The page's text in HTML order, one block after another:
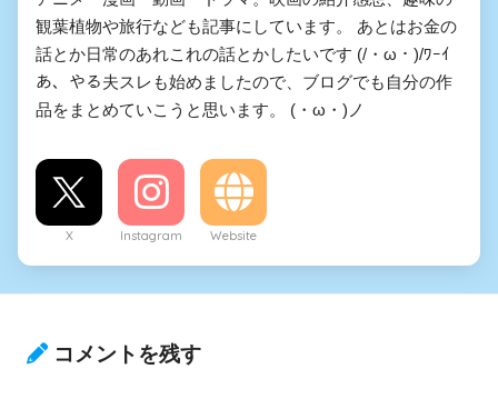
観葉植物や旅行なども記事にしています。 あとはお金の
話とか日常のあれこれの話とかしたいです (/・ω・)/ﾜｰｲ
あ、やる夫スレも始めましたので、ブログでも自分の作
品をまとめていこうと思います。 (・ω・)ノ
X Instagram Website
コメントを残す